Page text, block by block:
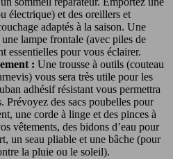
électrique) et des oreillers et
adaptés à la saison. Une
lampe frontale (avec piles de
essentielles pour vous éclairer.
: Une trousse à outils (couteau
vous sera très utile pour les
adhésif résistant vous permettra
Prévoyez des sacs poubelles pour
une corde à linge et des pinces à
vêtements, des bidons d’eau pour
un seau pliable et une bâche (pour
la pluie ou le soleil).